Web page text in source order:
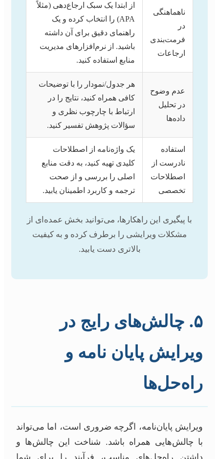
ناهماهنگی
در
فرمت‌بندی
ارجاعات
از ابتدا یک سبک ارجاع‌دهی (مثلاً
APA) را انتخاب کرده و یک
راهنمای دقیق برای آن داشته
باشید. از نرم‌افزارهای مدیریت
منابع استفاده کنید.
عدم وضوح
در تحلیل
داده‌ها
هر جدول/نمودار را با توضیحات
کافی همراه کنید، نتایج را در
ارتباط با چارچوب نظری و
سؤالات پژوهش تفسیر کنید.
استفاده
نادرست از
اصطلاحات
تخصصی
یک واژه‌نامه از اصطلاحات
کلیدی تهیه کنید، به دقت منابع
اصلی را بررسی و از صحت
ترجمه و کاربرد اطمینان یابید.
با پیگیری این راهکارها، می‌توانید بخش عمده‌ای از
مشکلات ویرایشی را برطرف کرده و به کیفیت
بالاتری دست یابید.
۵. چالش‌های رایج در
ویرایش پایان نامه و
راه‌حل‌ها
ویرایش پایان‌نامه، اگرچه ضروری است، اما می‌تواند
با چالش‌هایی همراه باشد. شناخت این چالش‌ها و